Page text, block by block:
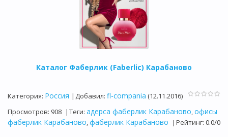
Каталог Фаберлик (Faberlic) Карабаново
Категория: Россия | Добавил: fl-compania (12.11.2016)
Просмотров: 908 | Теги: адерса фаберлик Карабаново,офисы
фаберлик Карабаново,фаберлик Карабаново | Рейтинг: 0.0/0